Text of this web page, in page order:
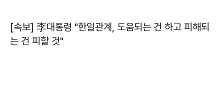
[속보] 李대통령 "한일관계, 도움되는 건 하고 피해되
는 건 피할 것"